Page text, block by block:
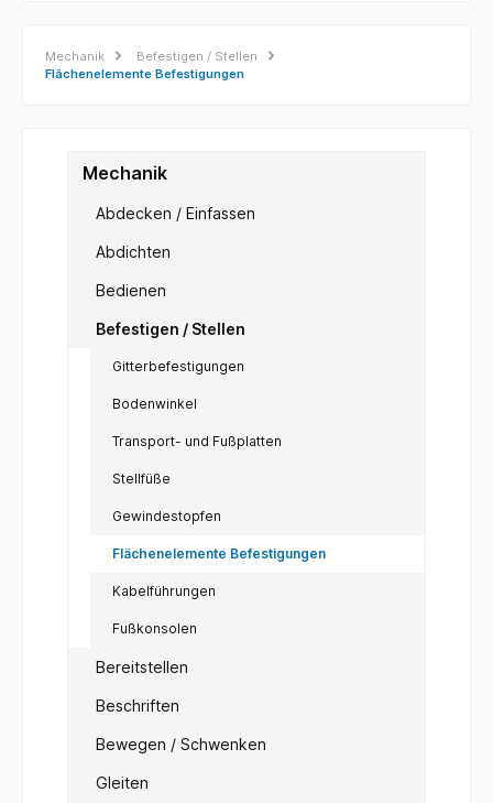
Mechanik
Befestigen / Stellen
Flächenelemente Befestigungen
Mechanik
Abdecken / Einfassen
Abdichten
Bedienen
Befestigen / Stellen
Gitterbefestigungen
Bodenwinkel
Transport- und Fußplatten
Stellfüße
Gewindestopfen
Flächenelemente Befestigungen
Kabelführungen
Fußkonsolen
Bereitstellen
Beschriften
Bewegen / Schwenken
Gleiten